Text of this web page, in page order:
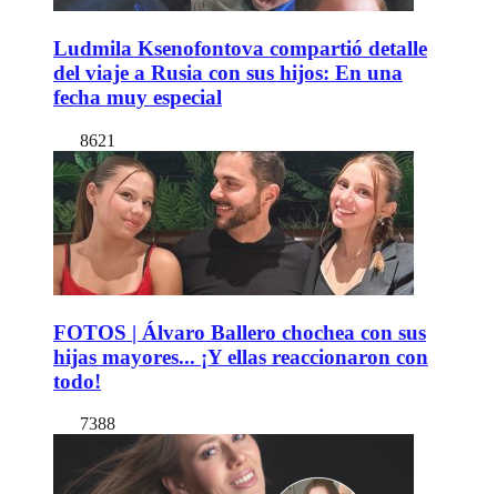
Ludmila Ksenofontova compartió detalle
del viaje a Rusia con sus hijos: En una
fecha muy especial
8621
FOTOS | Álvaro Ballero chochea con sus
hijas mayores... ¡Y ellas reaccionaron con
todo!
7388